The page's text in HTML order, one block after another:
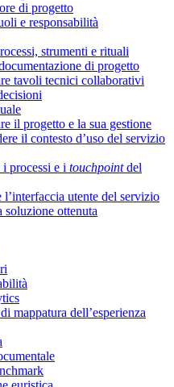
di progetto
e responsabilità
strumenti e rituali
di progetto
tavoli tecnici collaborativi
il progetto e la sua gestione
il contesto d’uso del servizio
processi e i touchpointdel
l’interfaccia utente del servizio
soluzione ottenuta
mappatura dell’esperienza